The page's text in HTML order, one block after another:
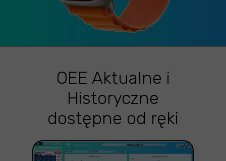
OEE Aktualne i
Historyczne
dostępne od ręki